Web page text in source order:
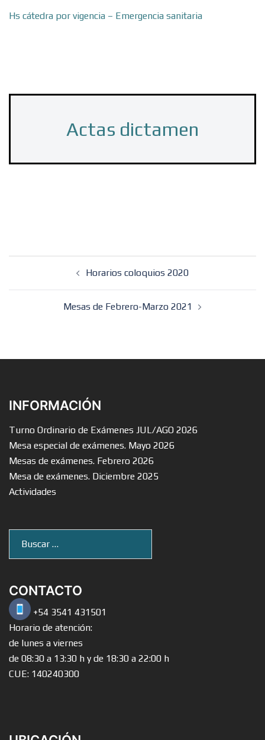
Hs cátedra por vigencia – Emergencia sanitaria
Actas dictamen
navigation
Horarios coloquios 2020
Mesas de Febrero-Marzo 2021
INFORMACIÓN
Turno Ordinario de Exámenes JUL/AGO 2026
Mesa especial de exámenes. Mayo 2026
Mesas de exámenes. Febrero 2026
Mesa de exámenes. Diciembre 2025
Actividades
CONTACTO
+54 3541 431501
Horario de atención:
de lunes a viernes
de 08:30 a 13:30 h y de 18:30 a 22:00 h
CUE: 140240300